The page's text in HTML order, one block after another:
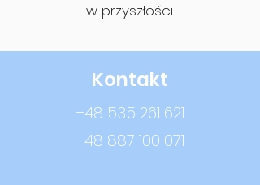
w przyszłości.
Kontakt
+48 535 261 621
+48 887 100 071